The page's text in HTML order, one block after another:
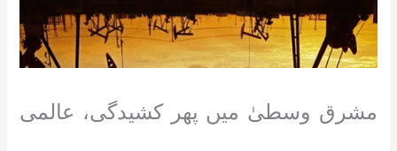
مشرق وسطیٰ میں پھر کشیدگی، عالمی